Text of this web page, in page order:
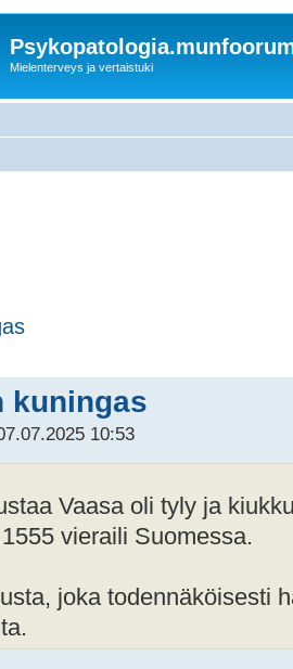
Mielenterveys ja vertaistuki
kuningas
10:53
Vaasa oli tyly ja
vieraili Suomessa.
joka todennäköisesti